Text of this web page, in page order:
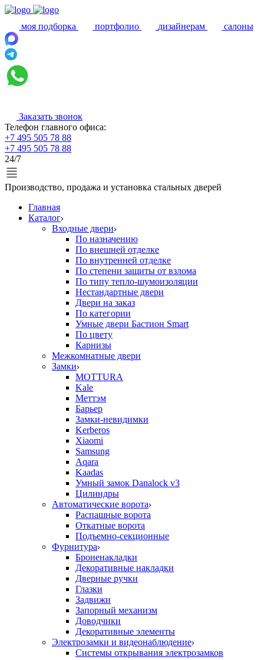
моя подборка портфолио дизайнерам салоны
Заказать звонок
Телефон главного офиса:
+7 495 505 78 88
+7 495 505 78 88
24/7
Производство, продажа и установка стальных дверей
Главная
Каталог
Входные двери
По назначению
По внешней отделке
По внутренней отделке
По степени защиты от взлома
По типу тепло-шумоизоляции
Нестандартные двери
Двери на заказ
По категории
Умные двери Бастион Smart
По цвету
Карнизы
Межкомнатные двери
Замки
MOTTURA
Kale
Меттэм
Барьер
Замки-невидимки
Kerberos
Xiaomi
Samsung
Aqara
Kaadas
Умный замок Danalock v3
Цилиндры
Автоматические ворота
Распашные ворота
Откатные ворота
Подъемно-секционные
Фурнитура
Броненакладки
Декоративные накладки
Дверные ручки
Глазки
Задвижи
Запорный механизм
Доводчики
Декоративные элементы
Электрозамки и видеонаблюдение
Системы открывания электрозамков